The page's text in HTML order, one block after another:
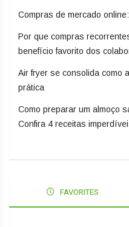
Compras de mercado
Por que compras
benefício favorito dos
Air fryer se consolida como
prática
Como preparar um almoço
Confira 4 receitas
FAVORITES